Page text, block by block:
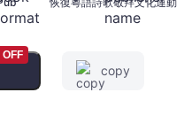
copy